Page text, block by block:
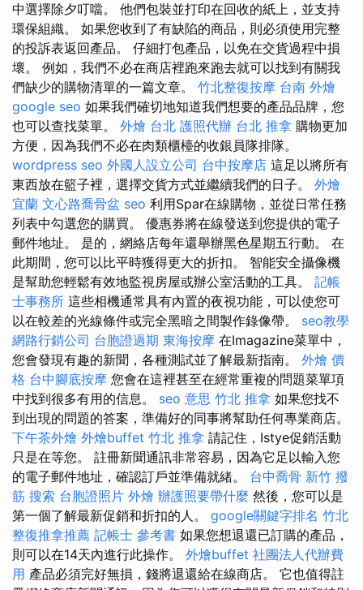
中選擇除夕叮噹。 他們包裝並打印在回收的紙上，並支持
環保組織。 如果您收到了有缺陷的商品，則必須使用完整
的投訴表返回產品。 仔細打包產品，以免在交貨過程中損
壞。 例如，我們不必在商店裡跑來跑去就可以找到有關我
們缺少的購物清單的一篇文章。 竹北整復按摩 台南 外燴
google seo 如果我們確切地知道我們想要的產品品牌，您
也可以查找菜單。 外燴 台北 護照代辦 台北 推拿 購物更加
方便，因為我們不必在肉類櫃檯的收銀員隊排隊。
wordpress seo 外國人設立公司 台中按摩店 這足以將所有
東西放在籃子裡，選擇交貨方式並繼續我們的日子。 外燴
宜蘭 文心路喬骨盆 seo 利用Spar在線購物，並從日常任務
列表中勾選您的購買。 優惠券將在線發送到您提供的電子
郵件地址。 是的，網絡店每年還舉辦黑色星期五行動。 在
此期間，您可以比平時獲得更大的折扣。 智能安全攝像機
是幫助您輕鬆有效地監視房屋或辦公室活動的工具。 記帳
士事務所 這些相機通常具有內置的夜視功能，可以使您可
以在較差的光線條件或完全黑暗之間製作錄像帶。 seo教學
網路行銷公司 台胞證過期 東海按摩 在Imagazine菜單中，
您會發現有趣的新聞，各種測試並了解最新指南。 外燴 價
格 台中腳底按摩 您會在這裡甚至在經常重複的問題菜單項
中找到很多有用的信息。 seo 意思 竹北 推拿 如果您找不
到出現的問題的答案，準備好的同事將幫助任何專業商店。
下午茶外燴 外燴buffet 竹北 推拿 請記住，Istye促銷活動
只是在等您。 註冊新聞通訊非常容易，因為它足以輸入您
的電子郵件地址，確認訂戶並準備就緒。 台中喬骨 新竹 撥
筋 搜索 台胞證照片 外燴 辦護照要帶什麼 然後，您可以是
第一個了解最新促銷和折扣的人。 google關鍵字排名 竹北
整復推拿推薦 記帳士 參考書 如果您想退還已訂購的產品，
則可以在14天內進行此操作。 外燴buffet 社團法人代辦費
用 產品必須完好無損，錢將退還給在線商店。 它也值得註